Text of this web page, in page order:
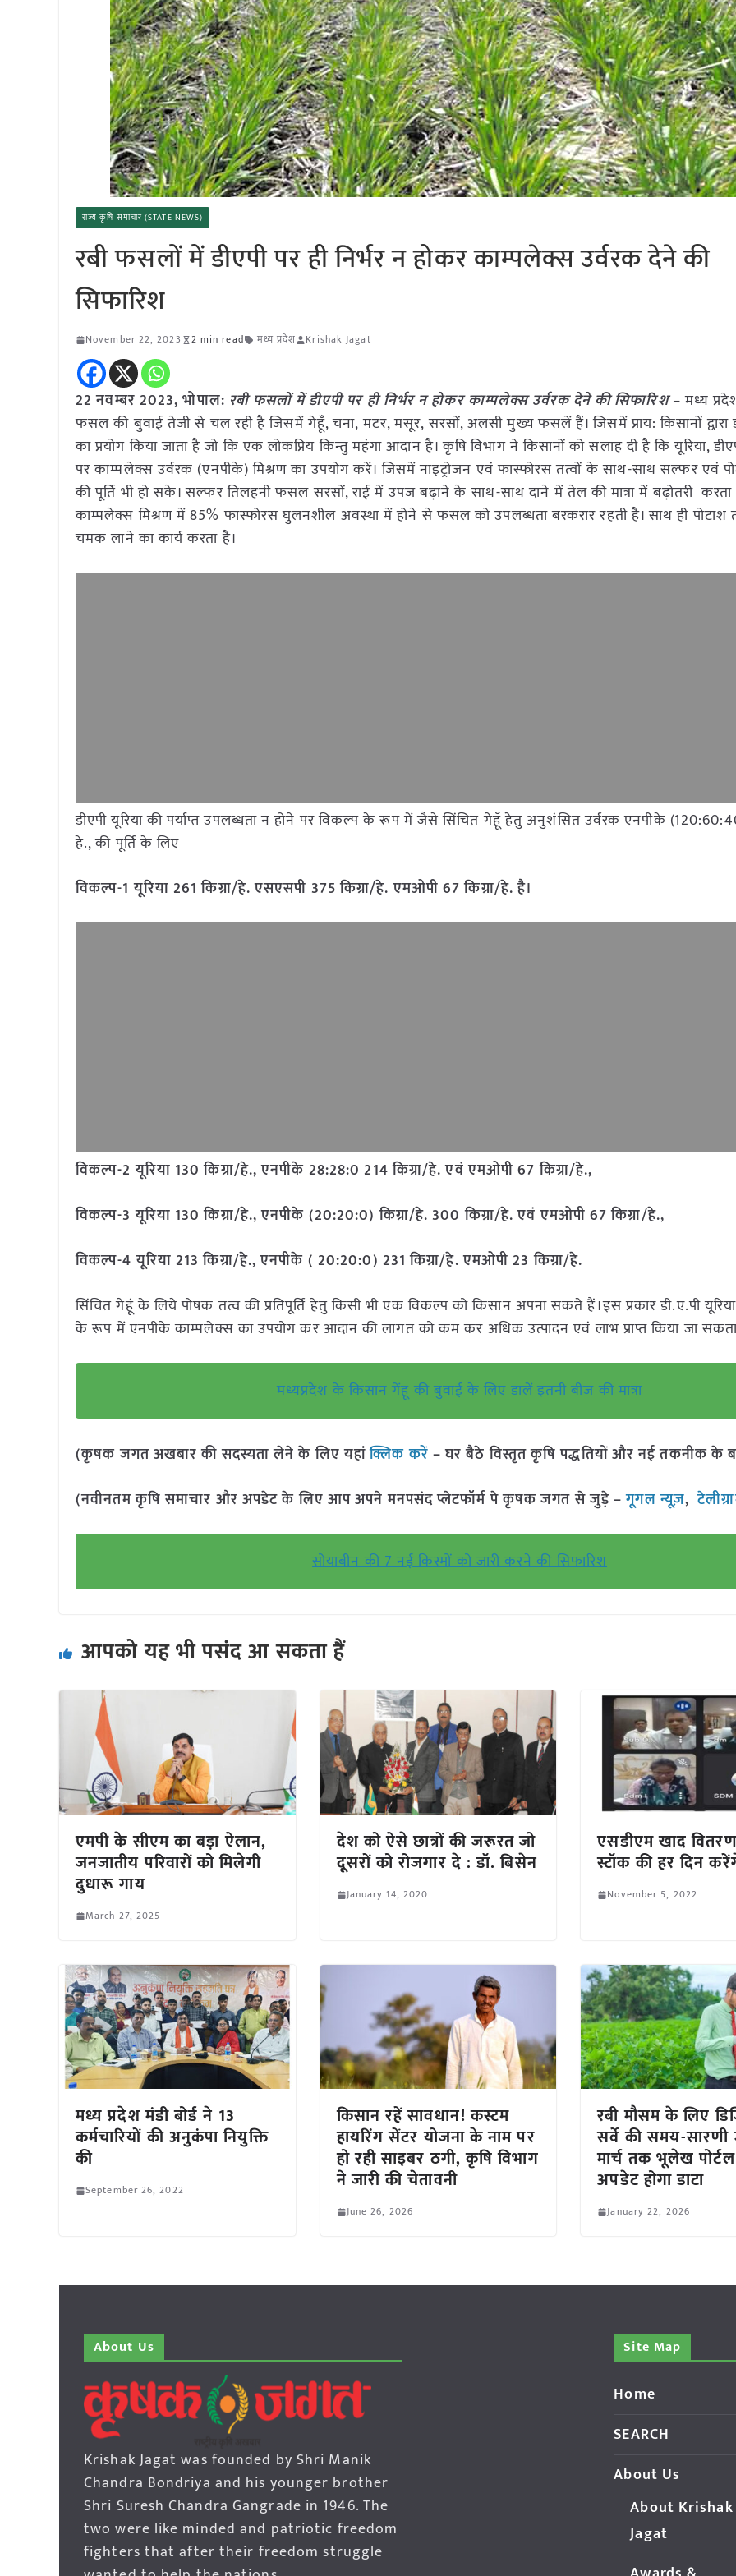
राज्य कृषि समाचार (STATE NEWS)
रबी फसलों में डीएपी पर ही निर्भर न होकर काम्पलेक्स उर्वरक देने की
सिफारिश
November 22, 2023 2 min read मध्य प्रदेश Krishak Jagat
22 नवम्बर 2023, भोपाल: रबी फसलों में डीएपी पर ही निर्भर न होकर काम्पलेक्स उर्वरक देने की सिफारिश– मध्य
फसल की बुवाई तेजी से चल रही है जिसमें गेहूँ, चना, मटर, मसूर, सरसों, अलसी मुख्य फसलें हैं। जिसमें प्राय: किसानों द्वारा
का प्रयोग किया जाता है जो कि एक लोकप्रिय किन्तु महंगा आदान है। कृषि विभाग ने किसानों को सलाह दी है कि यूरिया,
पर काम्पलेक्स उर्वरक (एनपीके) मिश्रण का उपयोग करें। जिसमें नाइट्रोजन एवं फास्फोरस तत्वों के साथ-साथ सल्फर एवं
की पूर्ति भी हो सके। सल्फर तिलहनी फसल सरसों, राई में उपज बढ़ाने के साथ-साथ दाने में तेल की मात्रा में बढ़ोतरी करता
काम्पलेक्स मिश्रण में 85% फास्फोरस घुलनशील अवस्था में होने से फसल को उपलब्धता बरकरार रहती है। साथ ही पोटाश
चमक लाने का कार्य करता है।
डीएपी यूरिया की पर्याप्त उपलब्धता न होने पर विकल्प के रूप में जैसे सिंचित गेहॅू हेतु अनुशंसित उर्वरक एनपीके
हे., की पूर्ति के लिए
विकल्प-1 यूरिया261 किग्रा/हे. एसएसपी 375किग्रा/हे. एमओपी67किग्रा/हे. है।
विकल्प-2 यूरिया 130 किग्रा/हे.,एनपीके 28:28:0 214किग्रा/हे. एवं एमओपी67 किग्रा/हे.,
विकल्प-3 यूरिया 130 किग्रा/हे.,एनपीके (20:20:0)किग्रा/हे.300 किग्रा/हे. एवं एमओपी67किग्रा/हे.,
विकल्प-4 यूरिया 213 किग्रा/हे., एनपीके ( 20:20:0) 231 किग्रा/हे. एमओपी 23 किग्रा/हे.
सिंचित गेहूं के लिये पोषक तत्व की प्रतिपूर्ति हेतु किसी भी एक विकल्प को किसान अपना सकते हैं।इस प्रकार डी.ए.पी
के रूप में एनपीके काम्पलेक्स का उपयोग कर आदान की लागत को कम कर अधिक उत्पादन एवं लाभ प्राप्त किया जा
मध्यप्रदेश के किसान गेंहू की बुवाई के लिए डालें इतनी बीज की मात्रा
(कृषक जगत अखबार की सदस्यता लेने के लिए यहांक्लिक करें – घर बैठे विस्तृत कृषि पद्धतियों और नई तकनीक के
(नवीनतम कृषि समाचार और अपडेट के लिए आप अपने मनपसंद प्लेटफॉर्म पे कृषक जगत से जुड़े –गूगल न्यूज़,
सोयाबीन की 7 नई किस्मों को जारी करने की सिफारिश
आपको यह भी पसंद आ सकता हैं
एमपी के सीएम का बड़ा ऐलान,
जनजातीय परिवारों को मिलेगी
दुधारू गाय
March 27, 2025
देश को ऐसे छात्रों की जरूरत जो
दूसरों को रोजगार दे : डॉ. बिसेन
January 14, 2020
एसडीएम खाद
स्टॉक की हर दिन
November 5, 2022
मध्य प्रदेश मंडी बोर्ड ने 13
कर्मचारियों की अनुकंपा नियुक्ति
की
September 26, 2022
किसान रहें सावधान! कस्टम
हायरिंग सेंटर योजना के नाम पर
हो रही साइबर ठगी, कृषि विभाग
ने जारी की चेतावनी
June 26, 2026
रबी मौसम के लिए
सर्वे की समय-सारणी
मार्च तक भूलेख
अपडेट होगा डाटा
January 22, 2026
About Us
Krishak Jagat was founded by Shri Manik
Chandra Bondriya and his younger brother
Shri Suresh Chandra Gangrade in 1946. The
two were like minded and patriotic freedom
fighters that after their freedom struggle
Site Map
Home
SEARCH
About Us
About Krishak
Jagat